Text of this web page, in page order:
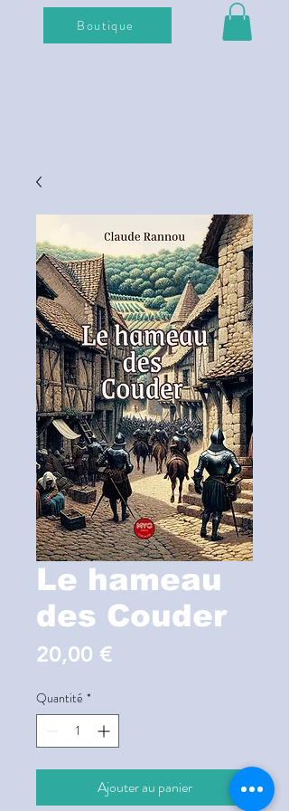
Boutique
Le hameau
des Couder
20,00 €
Quantité *
Ajouter au panier